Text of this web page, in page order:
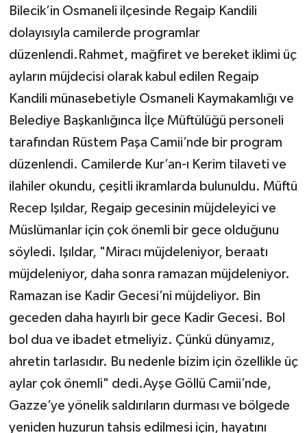
Bilecik’in Osmaneli ilçesinde Regaip Kandili
dolayısıyla camilerde programlar
düzenlendi.Rahmet, mağfiret ve bereket iklimi üç
ayların müjdecisi olarak kabul edilen Regaip
Kandili münasebetiyle Osmaneli Kaymakamlığı ve
Belediye Başkanlığınca İlçe Müftülüğü personeli
tarafından Rüstem Paşa Camii’nde bir program
düzenlendi. Camilerde Kur’an-ı Kerim tilaveti ve
ilahiler okundu, çeşitli ikramlarda bulunuldu. Müftü
Recep Işıldar, Regaip gecesinin müjdeleyici ve
Müslümanlar için çok önemli bir gece olduğunu
söyledi. Işıldar, "Miracı müjdeleniyor, beraatı
müjdeleniyor, daha sonra ramazan müjdeleniyor.
Ramazan ise Kadir Gecesi’ni müjdeliyor. Bin
geceden daha hayırlı bir gece Kadir Gecesi. Bol
bol dua ve ibadet etmeliyiz. Çünkü dünyamız,
ahretin tarlasıdır. Bu nedenle bizim için özellikle üç
aylar çok önemli" dedi.Ayşe Göllü Camii’nde,
Gazze’ye yönelik saldırıların durması ve bölgede
yeniden huzurun tahsis edilmesi için, hayatını